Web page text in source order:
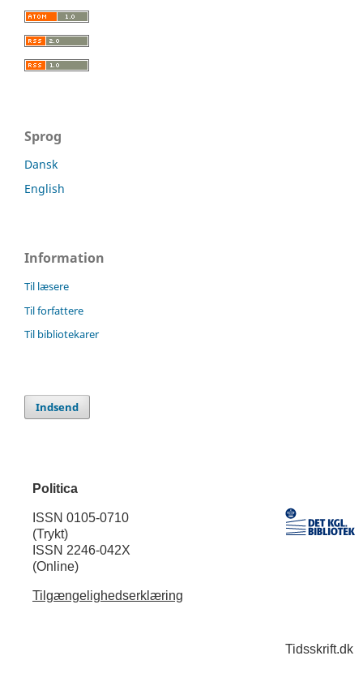
Sprog
Dansk
English
Information
Til læsere
Til forfattere
Til bibliotekarer
Indsend
Politica
ISSN 0105-0710
(Trykt)
ISSN 2246-042X
(Online)
Tilgængelighedserklæring